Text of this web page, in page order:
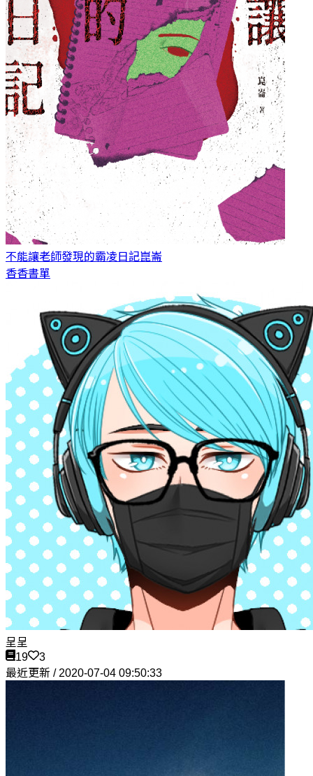
不能讓老師發現的霸凌日記崑崙
香香書單
呈呈
19
3
最近更新 / 2020-07-04 09:50:33